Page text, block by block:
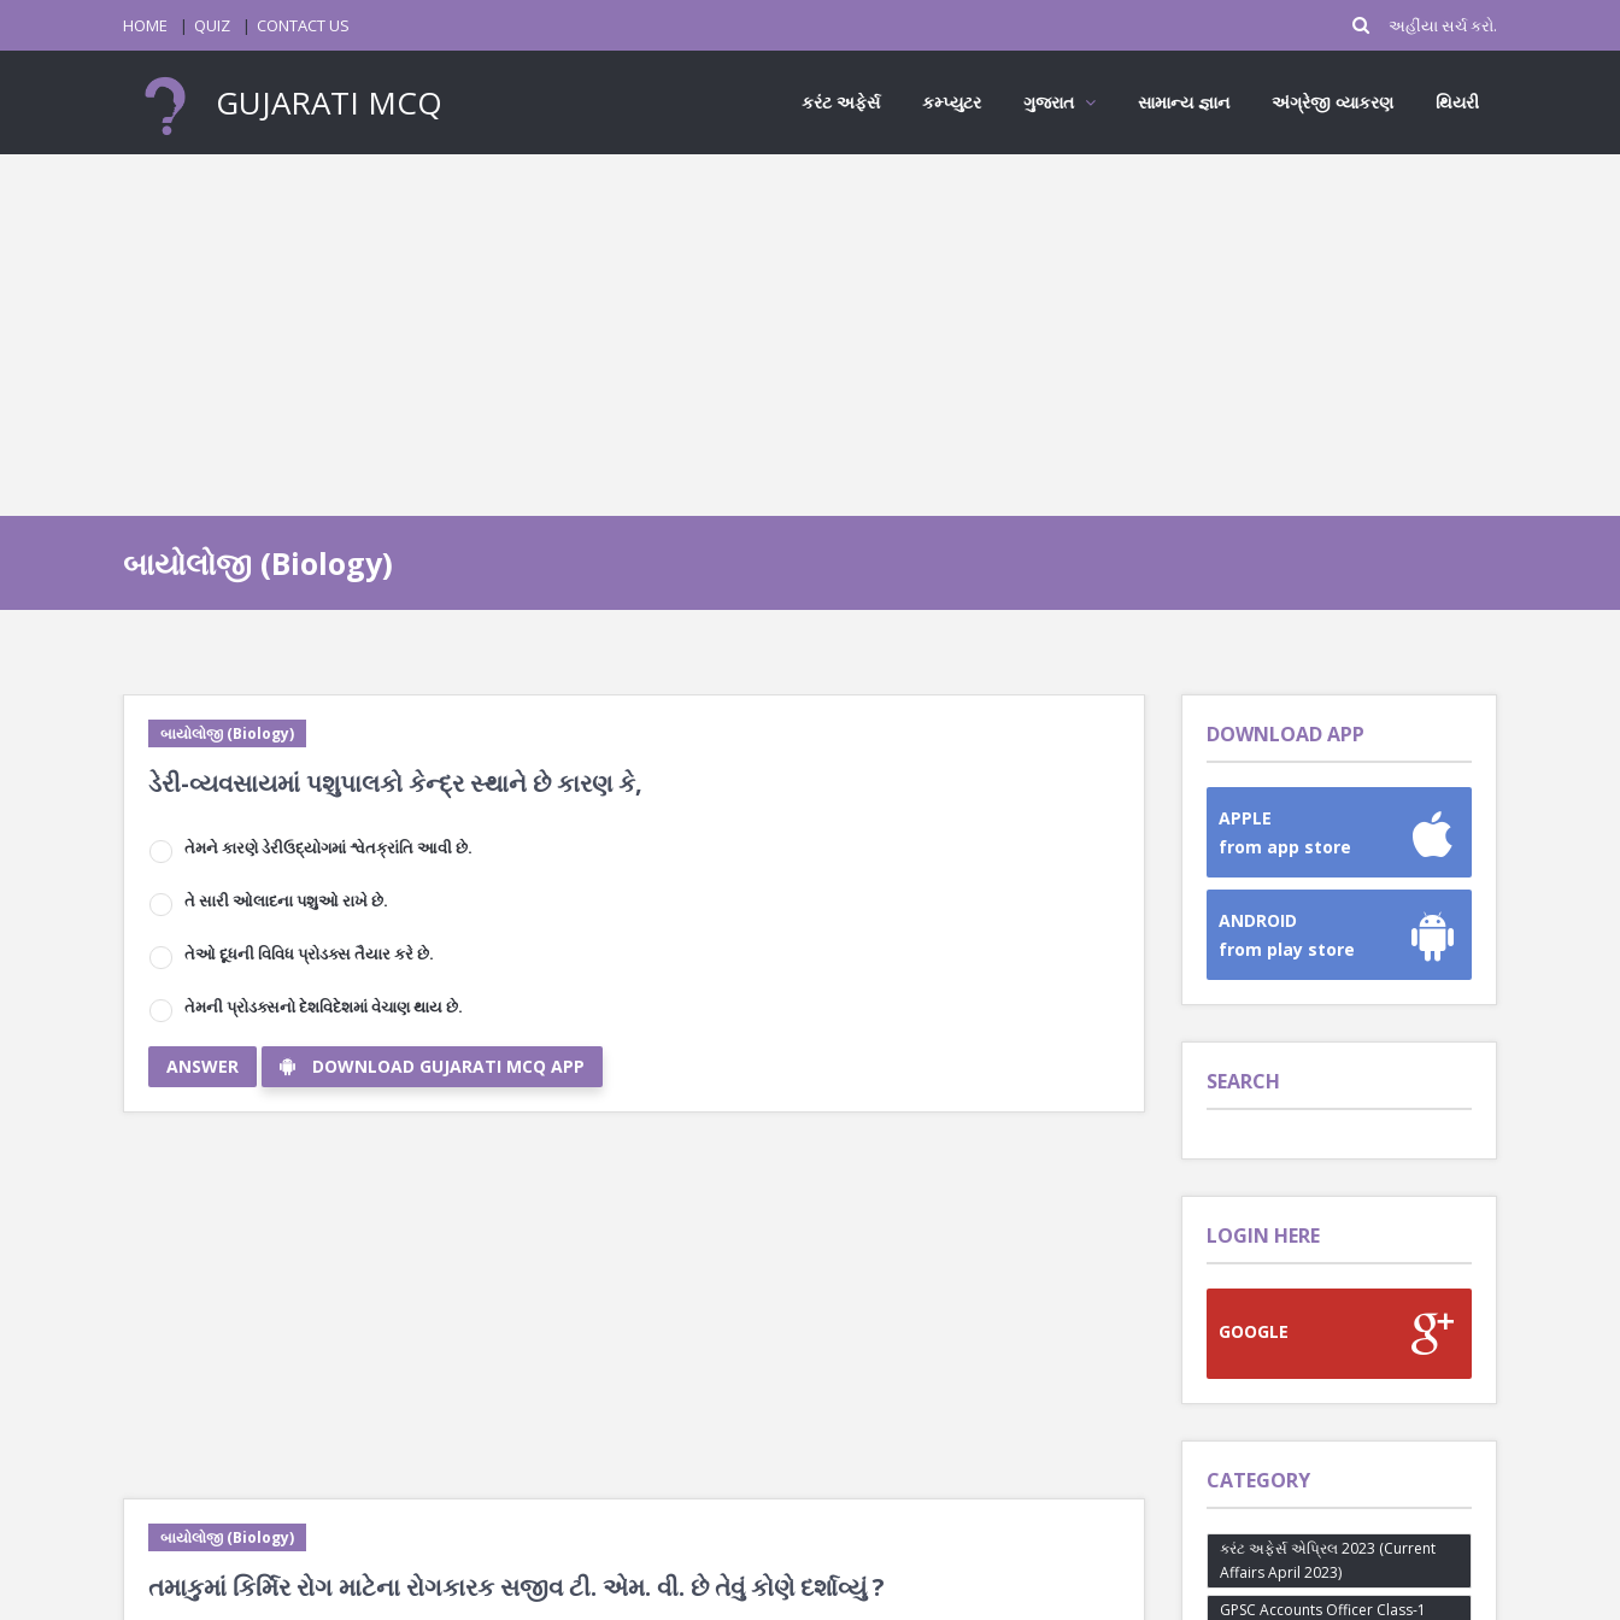
HOME QUIZ CONTACT US
GUJARATI MCQ કરંટ અફેર્સ કમ્પ્યુટર ગુજરાત સામાન્ય જ્ઞાન અંગ્રેજી વ્યાકરણ થિયરી
બાયોલોજી (Biology)
બાયોલોજી (Biology)
ડેરી-વ્યવસાયમાં પશુપાલકો કેન્દ્ર સ્થાને છે કારણ કે,
તેમને કારણે ડેરીઉદ્યોગમાં શ્વેતક્રાંતિ આવી છે.
તે સારી ઓલાદના પશુઓ રાખે છે.
તેઓ દૂધની વિવિધ પ્રોડક્સ તૈયાર કરે છે.
તેમની પ્રોડક્સનો દેશવિદેશમાં વેચાણ થાય છે.
ANSWER DOWNLOAD GUJARATI MCQ APP
બાયોલોજી (Biology)
તમાકુમાં કિર્મિર રોગ માટેના રોગકારક સજીવ ટી. એમ. વી. છે તેવું કોણે દર્શાવ્યું ?
DOWNLOAD APP
APPLE
from app store
ANDROID
from play store
SEARCH
LOGIN HERE
GOOGLE
CATEGORY
કરંટ અફેર્સ એપ્રિલ 2023 (Current
Affairs April 2023)
GPSC Accounts Officer Class-1